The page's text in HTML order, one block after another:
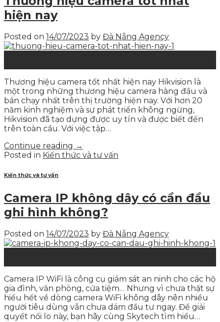
hiện nay
Posted on 14/07/2023 by Đà Nẵng Agency
Thương hiệu camera tốt nhất hiện nay Hikvision là
một trong những thương hiệu camera hàng đầu và
bán chạy nhất trên thị trường hiện nay. Với hơn 20
năm kinh nghiệm và sự phát triển không ngừng,
Hikvision đã tạo dựng được uy tín và được biết đến
trên toàn cầu. Với việc tập…
Continue reading →
Posted in Kiến thức và tư vấn
Kiến thức và tư vấn
Camera IP không dây có cần đầu
ghi hình không?
Posted on 14/07/2023 by Đà Nẵng Agency
Camera IP WiFi là công cụ giám sát an ninh cho các hộ
gia đình, văn phòng, cửa tiệm… Nhưng vì chưa thật sự
hiểu hết về dòng camera WiFi không dây nên nhiều
người tiêu dùng vẫn chưa dám đầu tư ngay. Để giải
quyết nổi lo này, bạn hãy cùng Skytech tìm hiểu…